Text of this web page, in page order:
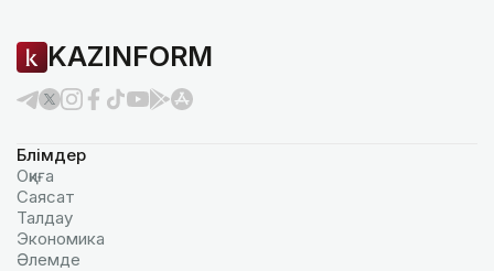
KAZINFORM
Бөлімдер
Оқиға
Саясат
Талдау
Экономика
Әлемде